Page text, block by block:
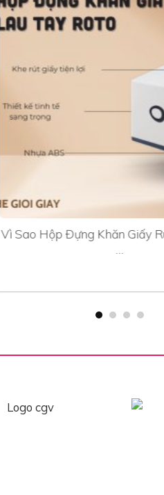
Vì Sao Hộp Đựng Khăn Giấy